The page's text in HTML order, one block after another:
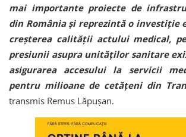
mai importante proiecte de
din România și reprezintă o investiție
creșterea calității actului medical,
presiunii asupra unităților sanitare
asigurarea accesului la servicii
pentru milioane de cetățeni din
transmis Remus Lăpușan.